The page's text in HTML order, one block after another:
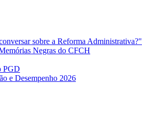
sobre a Reforma Administrativa?"
Negras do CFCH
PGD
e Desempenho 2026